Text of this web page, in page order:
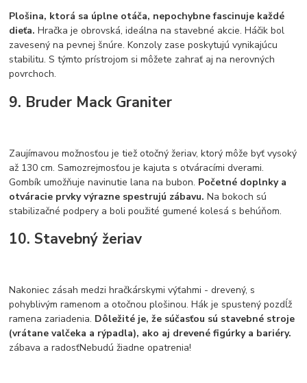
Plošina, ktorá sa úplne otáča, nepochybne fascinuje každé
dieťa.Hračka je obrovská, ideálna na stavebné akcie. Háčik bol
zavesený na pevnej šnúre. Konzoly zase poskytujú vynikajúcu
stabilitu. S týmto prístrojom si môžete zahrať aj na nerovných
povrchoch.
9. Bruder Mack Graniter
Zaujímavou možnosťou je tiež otočný žeriav, ktorý môže byť vysoký
až 130 cm. Samozrejmosťou je kajuta s otváracími dverami.
Gombík umožňuje navinutie lana na bubon. Početné doplnky a
otváracie prvky výrazne spestrujú zábavu.Na bokoch sú
stabilizačné podpery a boli použité gumené kolesá s behúňom.
10. Stavebný žeriav
Nakoniec zásah medzi hračkárskymi výťahmi - drevený, s
pohyblivým ramenom a otočnou plošinou. Hák je spustený pozdĺž
ramena zariadenia. Dôležité je, že súčasťou sú stavebné stroje
(vrátane valčeka a rýpadla), ako aj drevené figúrky a bariéry.
zábava a radosťNebudú žiadne opatrenia!